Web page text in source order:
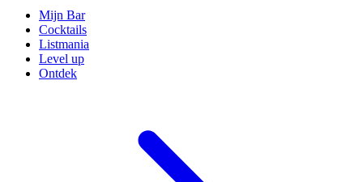
Mijn Bar
Cocktails
Listmania
Level up
Ontdek